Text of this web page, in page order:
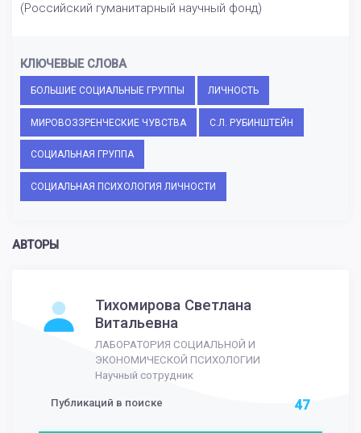
(Российский гуманитарный научный фонд)
КЛЮЧЕВЫЕ СЛОВА
БОЛЬШИЕ СОЦИАЛЬНЫЕ ГРУППЫ ЛИЧНОСТЬ
МИРОВОЗЗРЕНЧЕСКИЕ ЧУВСТВА С.Л. РУБИНШТЕЙН
СОЦИАЛЬНАЯ ГРУППА
СОЦИАЛЬНАЯ ПСИХОЛОГИЯ ЛИЧНОСТИ
АВТОРЫ
Тихомирова Светлана
Витальевна
ЛАБОРАТОРИЯ СОЦИАЛЬНОЙ И
ЭКОНОМИЧЕСКОЙ ПСИХОЛОГИИ
Научный сотрудник
Публикаций в поиске 47